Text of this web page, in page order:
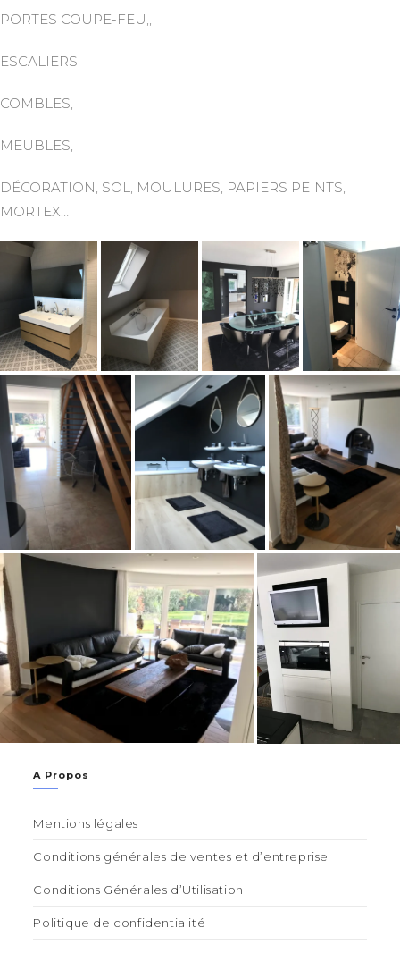
PORTES COUPE-FEU,,
ESCALIERS
COMBLES,
MEUBLES,
DÉCORATION, SOL, MOULURES, PAPIERS PEINTS,
MORTEX…
A Propos
Mentions légales
Conditions générales de ventes et d’entreprise
Conditions Générales d’Utilisation
Politique de confidentialité